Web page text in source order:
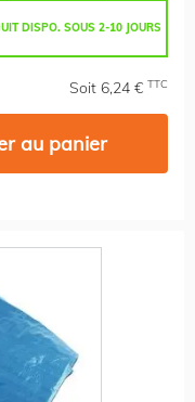
DISPO. SOUS 2-10 JOURS
Soit 6,24 € TTC
au panier